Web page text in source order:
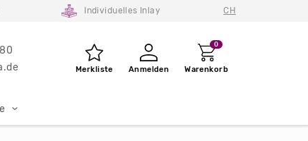
Individuelles Inlay CH
Merkliste Anmelden
0
Warenkorb